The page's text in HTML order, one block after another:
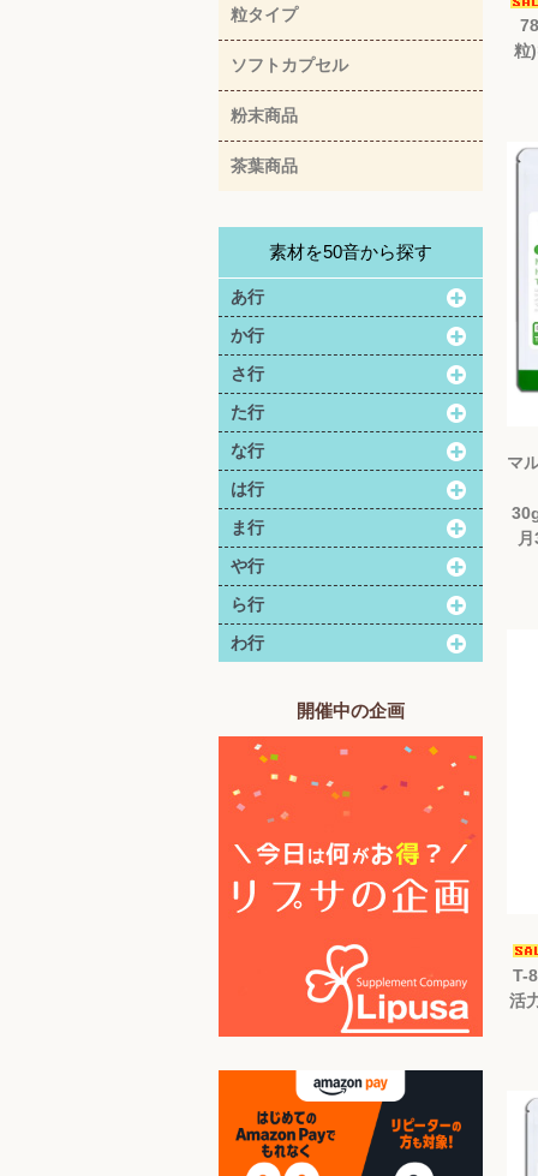
粒タイプ
ソフトカプセル
粉末商品
茶葉商品
素材を50音から探す
あ行
か行
さ行
た行
な行
は行
ま行
や行
ら行
わ行
開催中の企画
粒
マ
T-
活